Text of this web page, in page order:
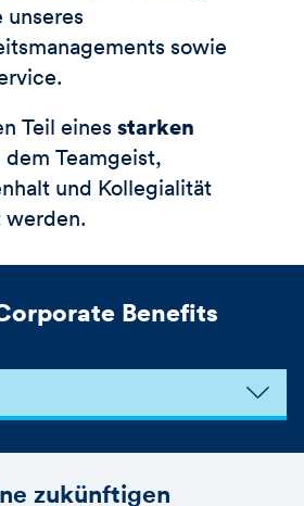
sowie
Teil eines starken
dem Teamgeist,
und Kollegialität
werden.
Benefits
zukünftigen